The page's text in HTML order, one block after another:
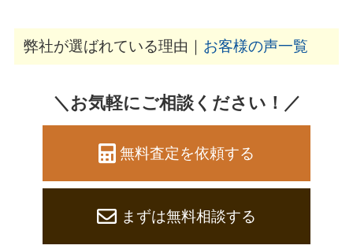
弊社が選ばれている理由｜ お客様の声一覧
＼お気軽にご相談ください！／
無料査定を依頼する
まずは無料相談する